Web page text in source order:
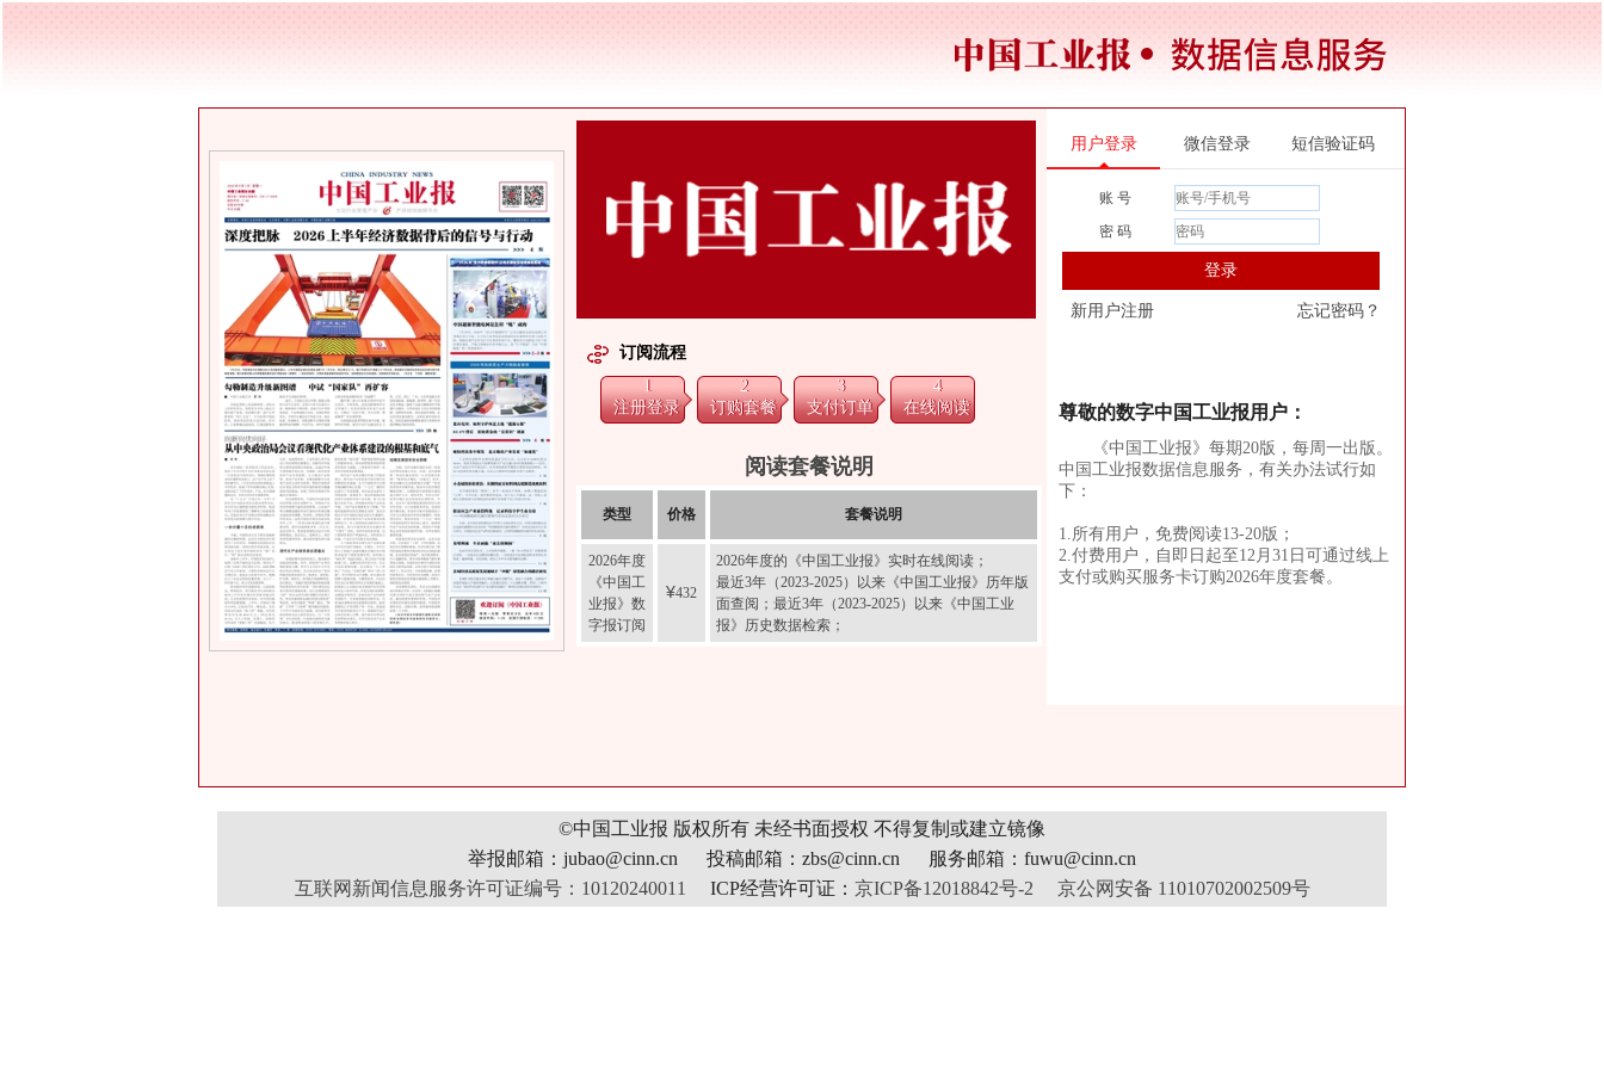
订阅流程
1
注册登录
2
订购套餐
3
支付订单
4
在线阅读
阅读套餐说明
类型 价格 套餐说明
2026年度
《中国工
业报》数
字报订阅
¥432
2026年度的《中国工业报》实时在线阅读；
最近3年（2023-2025）以来《中国工业报》历年版
面查阅；最近3年（2023-2025）以来《中国工业
报》历史数据检索；
用户登录 微信登录 短信验证码
账 号
密 码
登录
新用户注册 忘记密码？
尊敬的数字中国工业报用户：
《中国工业报》每期20版，每周一出版。
中国工业报数据信息服务，有关办法试行如
下：
1.所有用户，免费阅读13-20版；
2.付费用户，自即日起至12月31日可通过线上
支付或购买服务卡订购2026年度套餐。
©中国工业报 版权所有 未经书面授权 不得复制或建立镜像
举报邮箱：jubao@cinn.cn 投稿邮箱：zbs@cinn.cn 服务邮箱：fuwu@cinn.cn
互联网新闻信息服务许可证编号：10120240011
ICP经营许可证： 京ICP备12018842号-2 京公网安备 11010702002509号